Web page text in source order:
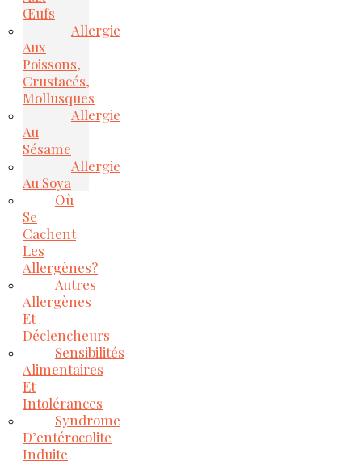
Œufs
Allergie
Aux
Poissons,
Crustacés,
Mollusques
Allergie
Au
Sésame
Allergie
Au Soya
Où
Se
Cachent
Les
Allergènes?
Autres
Allergènes
Et
Déclencheurs
Sensibilités
Alimentaires
Et
Intolérances
Syndrome
D’entérocolite
Induite